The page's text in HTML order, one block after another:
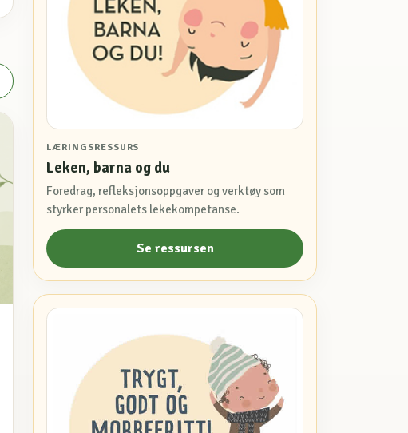
LÆRINGSRESSURS
Leken, barna og du
Foredrag, refleksjonsoppgaver og verktøy som
styrker personalets lekekompetanse.
Se ressursen